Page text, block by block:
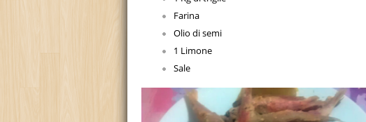
Farina
Olio di semi
1 Limone
Sale